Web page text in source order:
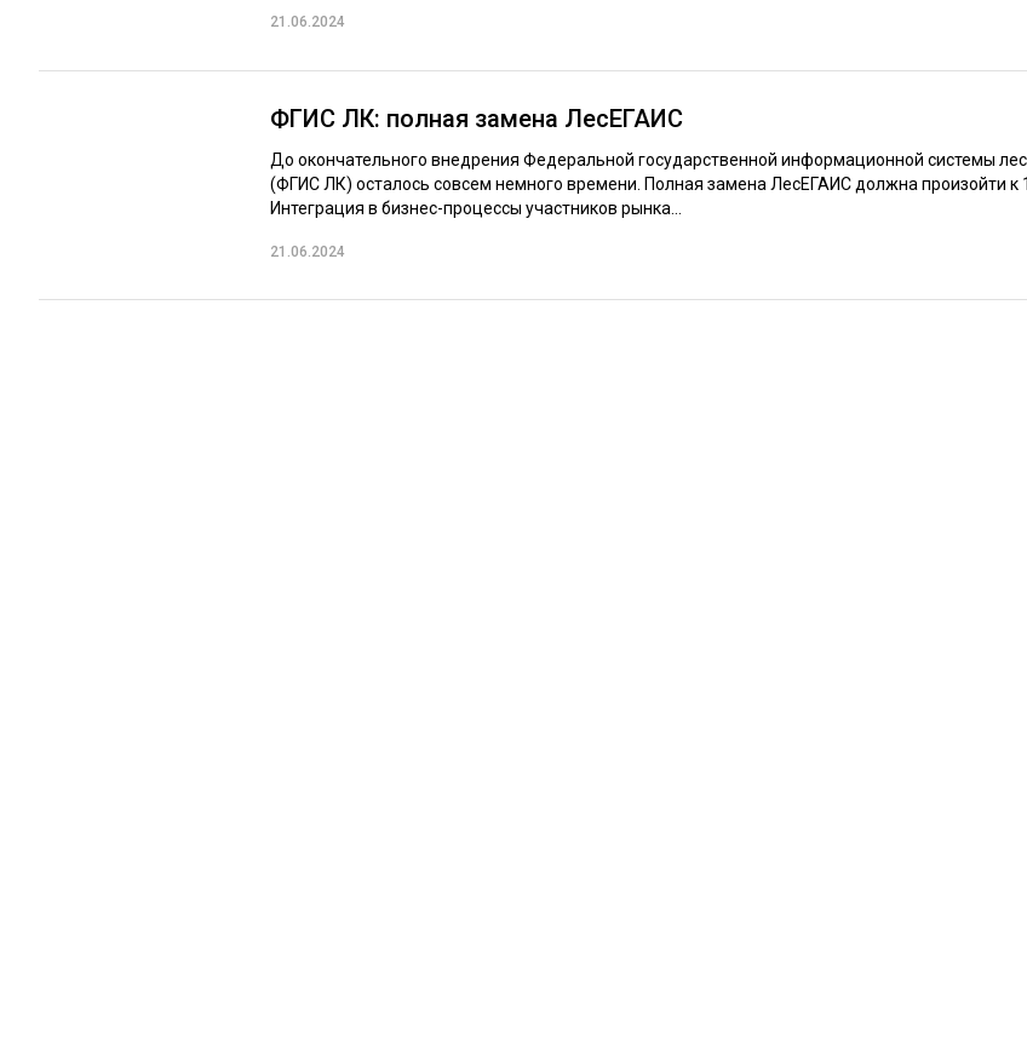
21.06.2024
ФГИС ЛК: полная замена ЛесЕГАИС
До окончательного внедрения Федеральной государственной информационной системы
(ФГИС ЛК) осталось совсем немного времени. Полная замена ЛесЕГАИС должна произойти к
Интеграция в бизнес-процессы участников рынка...
21.06.2024